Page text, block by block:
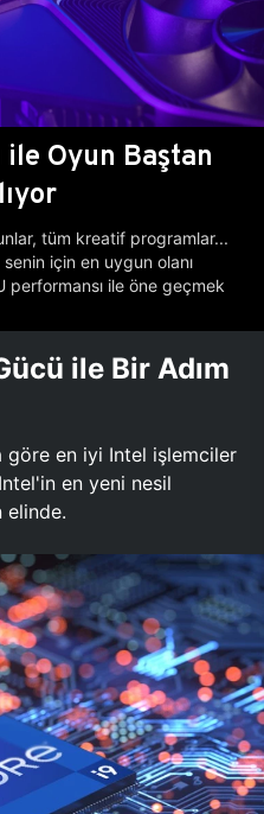
ile Oyun Baştan
tüm kreatif programlar...
için en uygun olanı
performansı ile öne geçmek
ile Bir Adım
göre en iyi Intel işlemciler
en yeni nesil
elinde.